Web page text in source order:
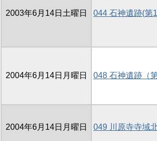
2003年6月14日土曜日 044 石神遺跡(第
2004年6月14日月曜日 048 石神遺跡（
2004年6月14日月曜日 049 川原寺寺域